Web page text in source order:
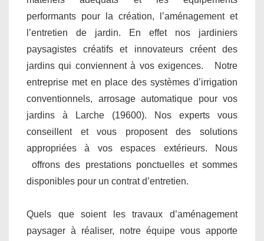
performants pour la création, l’aménagement et
l’entretien de jardin. En effet nos jardiniers
paysagistes créatifs et innovateurs créent des
jardins qui conviennent à vos exigences. Notre
entreprise met en place des systèmes d’irrigation
conventionnels, arrosage automatique pour vos
jardins à Larche (19600). Nos experts vous
conseillent et vous proposent des solutions
appropriées à vos espaces extérieurs. Nous
offrons des prestations ponctuelles et sommes
disponibles pour un contrat d’entretien.
Quels que soient les travaux d’aménagement
paysager à réaliser, notre équipe vous apporte